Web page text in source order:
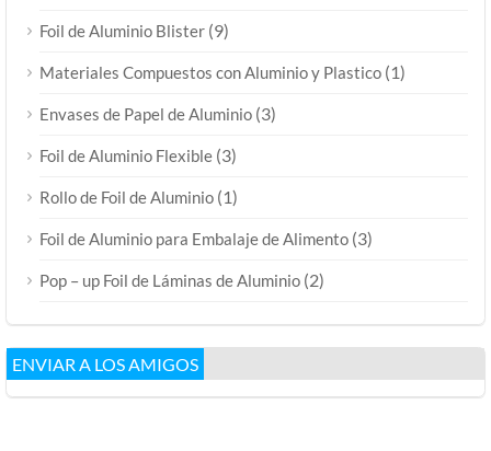
Foil de Aluminio Blister (9)
Materiales Compuestos con Aluminio y Plastico (1)
Envases de Papel de Aluminio (3)
Foil de Aluminio Flexible (3)
Rollo de Foil de Aluminio (1)
Foil de Aluminio para Embalaje de Alimento (3)
Pop – up Foil de Láminas de Aluminio (2)
ENVIAR A LOS AMIGOS